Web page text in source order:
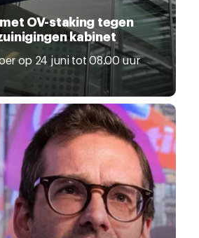
OV-staking tegen
kabinet
op 24 juni tot 08.00 uur